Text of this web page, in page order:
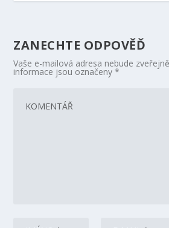
ZANECHTE ODPOVĚĎ
Vaše e-mailová adresa nebude
informace jsou označeny*